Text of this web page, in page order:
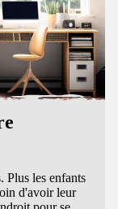
Plus les enfants
d'avoir leur